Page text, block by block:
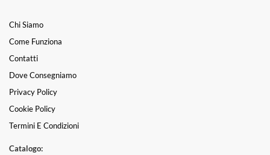
Chi Siamo
Come Funziona
Contatti
Dove Consegniamo
Privacy Policy
Cookie Policy
Termini E Condizioni
Catalogo: